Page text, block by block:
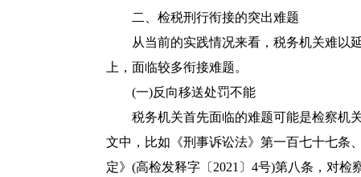
二、检税刑行衔接的突出难题
从当前的实践情况来看，税务机关难以延
上，面临较多衔接难题。
(一)反向移送处罚不能
税务机关首先面临的难题可能是检察机关
文中，比如《刑事诉讼法》第一百七十七条
定》(高检发释字〔2021〕4号)第八条，对